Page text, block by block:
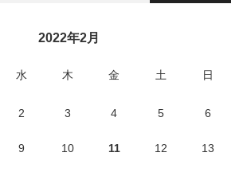
2022年2月
水 木 金 土 日
2 3 4 5 6
9 10 11 12 13